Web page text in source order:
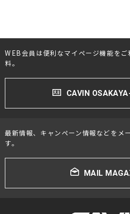
WEB会員は便利なマイページ機能を
料。
CAVIN
最新情報、キャンペーン情報などをメ
す。
MAIL